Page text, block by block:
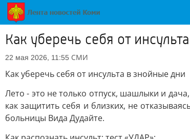
Как уберечь себя от
22 мая 2026, 11:55 СМИ
Как уберечь себя от инсульта в знойные дни
Лето - это не только отпуск, шашлыки и
как защитить себя и близких, не
больницы Вида Дудайте.